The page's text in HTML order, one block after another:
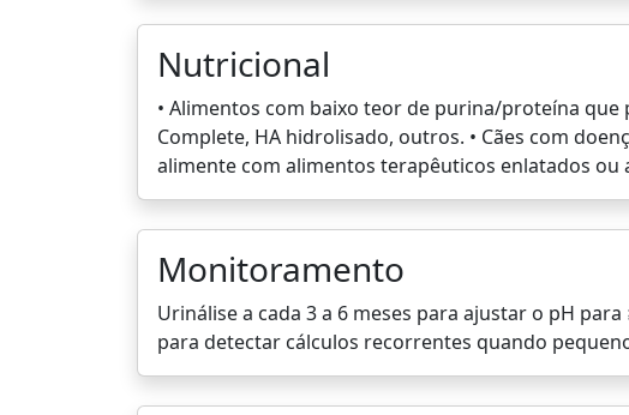
Nutricional
• Alimentos com baixo teor de purina/proteína
Complete, HA hidrolisado, outros. • Cães com
alimente com alimentos terapêuticos enlatados ou
Monitoramento
Urinálise a cada 3 a 6 meses para ajustar o pH
para detectar cálculos recorrentes quando